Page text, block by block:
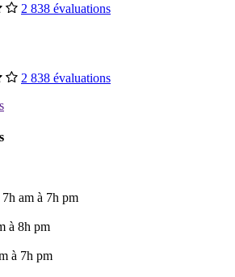
2 838 évaluations
2 838 évaluations
am à 7h pm
à 8h pm
à 7h pm